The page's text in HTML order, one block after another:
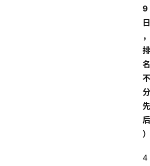
9
日
，
排
名
不
分
先
后
）
4